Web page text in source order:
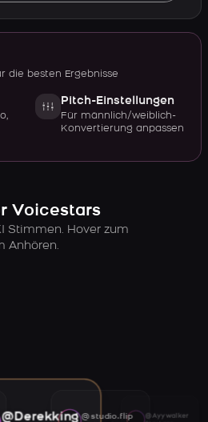
die besten Ergebnisse
Pitch-Einstellungen
Für männlich/weiblich-
Konvertierung anpassen
Voicestars
Stimmen. Hover zum
Anhören.
@Derekking @studio.flip @Ayywalker